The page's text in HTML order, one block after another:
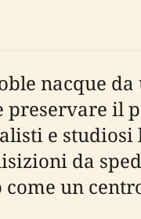
nacque
preservare il
e
da
un